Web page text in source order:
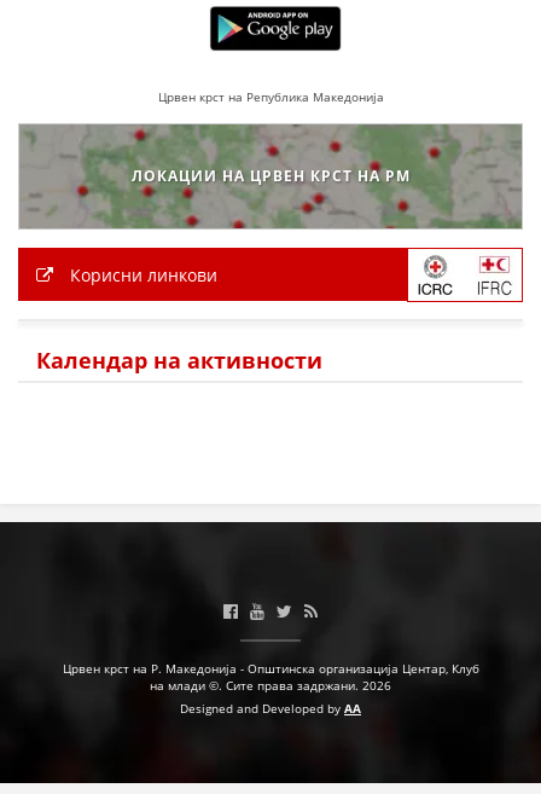
БРОШУРИ
ПОСТЕРИ
ПРЕЗЕНТАЦИИ
Црвен крст на Република Македонија
ЛОКАЦИИ НА ЦРВЕН КРСТ НА РМ
Корисни линкови
Календар на активности
Црвен крст на Р. Македонија - Општинска организација Центар, Клуб
на млади ©. Сите права задржани. 2026
Designed and Developed by AA